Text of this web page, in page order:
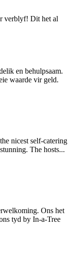
verblyf! Dit het al
en behulpsaam.
waarde vir geld.
nicest self-catering
The hosts...
Ons het
tyd by In-a-Tree